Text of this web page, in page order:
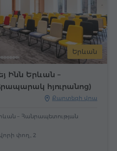
Երևան
Ինն Երևան –
հյուրանոց)
Քարտեզի վրա
– Հանրապետության
փող., 2